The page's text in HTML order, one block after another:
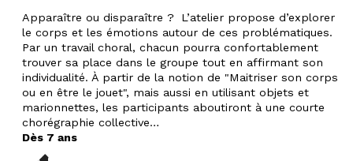
Apparaître ou disparaître ? L’atelier propose d’explorer
le corps et les émotions autour de ces problématiques.
Par un travail choral, chacun pourra confortablement
trouver sa place dans le groupe tout en affirmant son
individualité. À partir de la notion de "Maitriser son corps
ou en être le jouet", mais aussi en utilisant objets et
marionnettes, les participants aboutiront à une courte
chorégraphie collective…
Dès 7 ans